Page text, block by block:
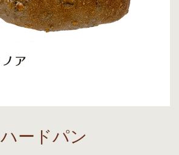
ハードパン